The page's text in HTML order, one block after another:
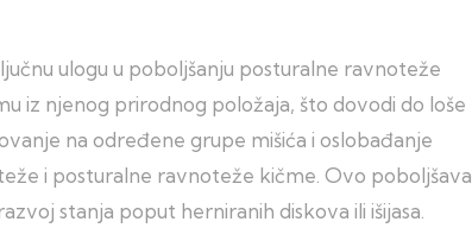
ulogu u poboljšanju posturalne ravnoteže
iz njenog prirodnog položaja, što dovodi do loše
na određene grupe mišića i oslobađanje
i posturalne ravnoteže kičme. Ovo poboljšava
stanja poput herniranih diskova ili išijasa.